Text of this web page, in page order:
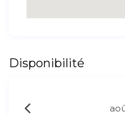
Disponibilité